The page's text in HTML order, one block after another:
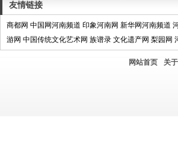
友情链接
商都网 中国网河南频道 印象河南网 新华网河南频道
游网 中国传统文化艺术网 族谱录 文化遗产网 梨园网
网站首页 关